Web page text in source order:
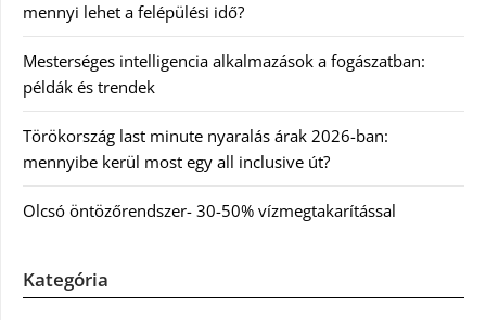
mennyi lehet a felépülési idő?
Mesterséges intelligencia alkalmazások a fogászatban:
példák és trendek
Törökország last minute nyaralás árak 2026-ban:
mennyibe kerül most egy all inclusive út?
Olcsó öntözőrendszer- 30-50% vízmegtakarítással
Kategória